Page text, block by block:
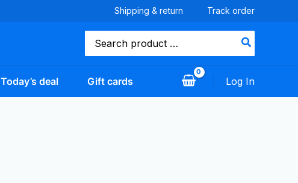
Shipping & return Track order
por:
Today’s deal Gift cards Log In